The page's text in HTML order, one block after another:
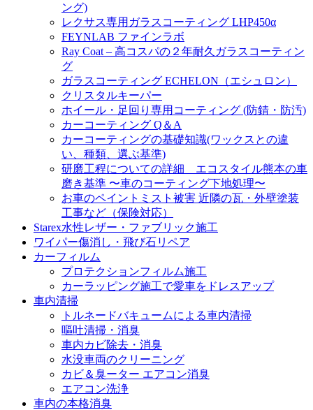
ング)
レクサス専用ガラスコーティング LHP450α
FEYNLAB ファインラボ
Ray Coat – 高コスパの２年耐久ガラスコーティン
グ
ガラスコーティング ECHELON（エシュロン）
クリスタルキーパー
ホイール・足回り専用コーティング (防錆・防汚)
カーコーティング Q＆A
カーコーティングの基礎知識(ワックスとの違
い、種類、選ぶ基準)
研磨工程についての詳細 エコスタイル熊本の車
磨き基準 〜車のコーティング下地処理〜
お車のペイントミスト被害 近隣の瓦・外壁塗装
工事など（保険対応）
Starex水性レザー・ファブリック施工
ワイパー傷消し・飛び石リペア
カーフィルム
プロテクションフィルム施工
カーラッピング施工で愛車をドレスアップ
車内清掃
トルネードバキュームによる車内清掃
嘔吐清掃・消臭
車内カビ除去・消臭
水没車両のクリーニング
カビ＆臭ーター エアコン消臭
エアコン洗浄
車内の本格消臭